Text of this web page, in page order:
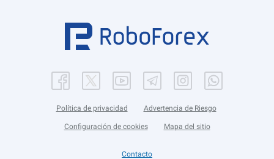
Política de privacidad Advertencia de Riesgo
Configuración de cookies Mapa del sitio
Contacto